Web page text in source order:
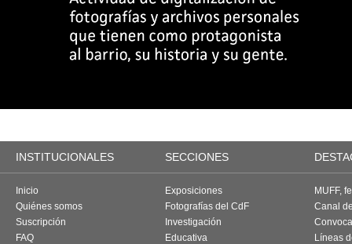
INSTITUCIONALES SECCIONES
Inicio
Quiénes somos
Suscripción
FAQ
Exposiciones
Fotografías del CdF
Investigación
Educativa
MUFF,
Canal
Líneas